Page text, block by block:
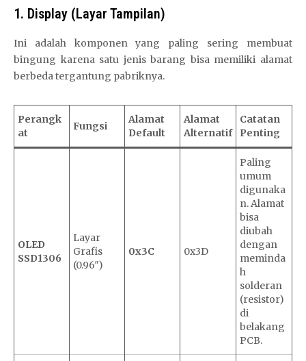
1. Display (Layar Tampilan)
Ini adalah komponen yang paling sering membuat
bingung karena satu jenis barang bisa memiliki alamat
berbeda tergantung pabriknya.
Perangk
at
Fungsi
Alamat
Default
Alamat
Alternatif
Catatan
Penting
OLED
SSD1306
Layar
Grafis
(0.96″)
0x3C 0x3D
Paling
umum
digunaka
n. Alamat
bisa
diubah
dengan
meminda
h
solderan
(resistor)
di
belakang
PCB.